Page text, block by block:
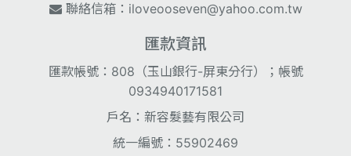
聯絡信箱： iloveooseven@yahoo.com.tw
匯款資訊
匯款帳號：808（玉山銀行-屏東分行）；帳號
0934940171581
戶名：新容髮藝有限公司
統一編號：55902469